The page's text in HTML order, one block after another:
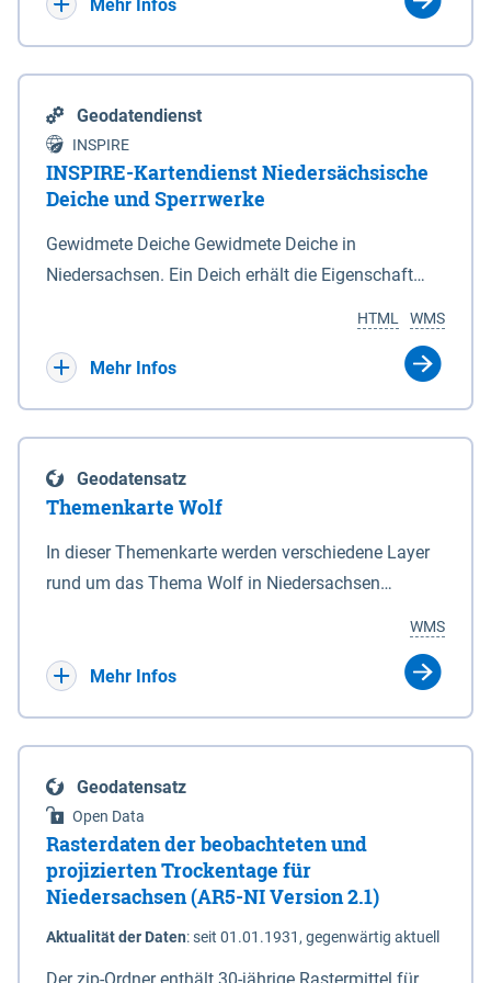
Mehr Infos
Geodatendienst
INSPIRE
INSPIRE-Kartendienst Niedersächsische
Deiche und Sperrwerke
Gewidmete Deiche Gewidmete Deiche in
Niedersachsen. Ein Deich erhält die Eigenschaft
Deichbehörde durch Verordnung ausspricht. Für
enthalten. Sperrwerke Sperrwerke sind Bauwerke
mit Sperrvorrichtungen in Tidegewässern, die dem
Schutz eines Gebietes vor erhöhten Tiden, vor allem
vor Sturmfluten, zu dienen bestimmt sind (§2 Abs.3
Eigenschaft eines Sperrwerkes durch Widmung, die
die Deichbehörde durch Verordnung ausspricht.
WMS
HTML
Mehr Infos
Geodatensatz
Themenkarte Wolf
In dieser Themenkarte werden verschiedene Layer
rund um das Thema Wolf in Niedersachsen
sowie Status der bestehenden Wolfsterritorien im
laufenden Monitoringjahr.
WMS
Mehr Infos
Geodatensatz
Open Data
Rasterdaten der beobachteten und
projizierten Trockentage für
Niedersachsen (AR5-NI Version 2.1)
Aktualität der Daten:seit 01.01.1931, gegenwärtig aktuell